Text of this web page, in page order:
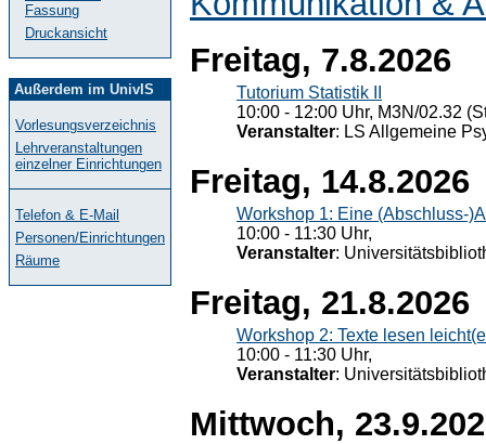
Fassung
Druckansicht
Außerdem im UnivIS
Vorlesungsverzeichnis
Lehrveranstaltungen
einzelner Einrichtungen
Telefon & E-Mail
Personen/Einrichtungen
Räume
Freitag, 7.8.2026
Tutorium Statistik II
10:00 - 12:00 Uhr, M3N/02.32
Veranstalter: LS Allgemeine
Freitag, 14.8.2026
Workshop 1: Eine (Abschluss-
10:00 - 11:30 Uhr,
Veranstalter:
Freitag, 21.8.2026
Workshop 2: Texte lesen
10:00 - 11:30 Uhr,
Veranstalter:
Mittwoch,